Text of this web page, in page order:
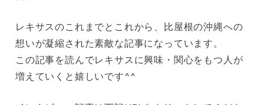
レキサスのこれまでとこれから、比屋根の沖縄への
想いが凝縮された素敵な記事になっています。
この記事を読んでレキサスに興味・関心をもつ人が
増えていくと嬉しいです^^